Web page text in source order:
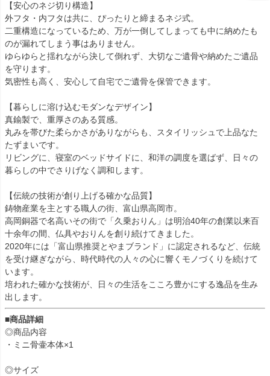
【安心のネジ切り構造】
外フタ・内フタは共に、ぴったりと締まるネジ式。
二重構造になっているため、万が一倒してしまっても中に納めたも
のが漏れてしまう事はありません。
ゆらゆらと揺れながら決して倒れず、大切なご遺骨や納めたご遺品
を守ります。
気密性も高く、安心して自宅でご遺骨を保管できます。
【暮らしに溶け込むモダンなデザイン】
真鍮製で、重厚さのある質感。
丸みを帯びた柔らかさがありながらも、スタイリッシュで上品なた
たずまいです。
リビングに、寝室のベッドサイドに、和洋の調度を選ばず、日々の
暮らしの中でさりげなく調和します。
【伝統の技術が創り上げる確かな品質】
鋳物産業を主とする職人の街、富山県高岡市。
高岡銅器で名高いその街で「久乗おりん」は明治40年の創業以来百
十余年の間、仏具やおりんを創り続けてきました。
2020年には「富山県推奨とやまブランド」に認定されるなど、伝統
を受け継ぎながら、時代時代の人々の心に響くモノづくりを続けて
います。
培われた確かな技術が、日々の生活をこころ豊かにする逸品を生み
出します。
■商品詳細
◎商品内容
・ミニ骨壷本体×1
◎サイズ